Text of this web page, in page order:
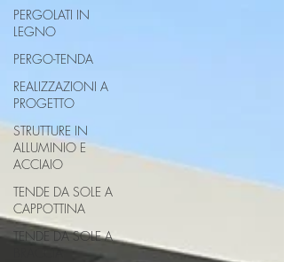
PERGOLATI IN
LEGNO
PERGO-TENDA
REALIZZAZIONI A
PROGETTO
STRUTTURE IN
ALLUMINIO E
ACCIAIO
TENDE DA SOLE A
CAPPOTTINA
TENDE DA SOLE A
BRACCIA